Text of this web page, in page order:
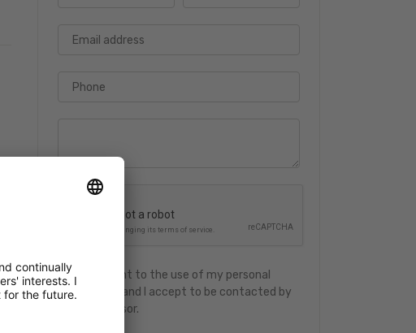
Email address
Phone
I consent to the use of my personal
details and I accept to be contacted by
an advisor.